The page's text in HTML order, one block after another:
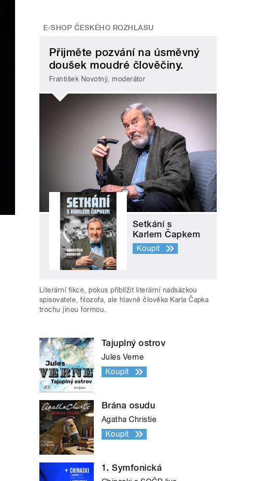
E-SHOP ČESKÉHO ROZHLASU
Přijměte pozvání na úsměvný
doušek moudré člověčiny.
František Novotný, moderátor
Setkání s
Karlem Čapkem
Koupit
Literární fikce, pokus přiblížit literární nadsázkou
spisovatele, filozofa, ale hlavně člověka Karla Čapka
trochu jinou formou.
Tajuplný ostrov
Jules Verne
Koupit
Brána osudu
Agatha Christie
Koupit
1. Symfonická